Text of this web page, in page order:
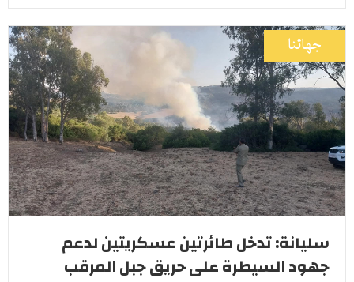
جهاتنا
سليانة: تدخل طائرتين عسكريتين لدعم
جهود السيطرة على حريق جبل المرقب